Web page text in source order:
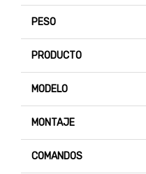
PESO
PRODUCTO
MODELO
MONTAJE
COMANDOS